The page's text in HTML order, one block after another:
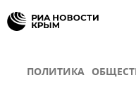
ПОЛИТИКА